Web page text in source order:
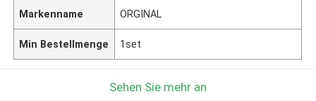
Markenname ORGINAL
Min Bestellmenge 1set
Sehen Sie mehr an